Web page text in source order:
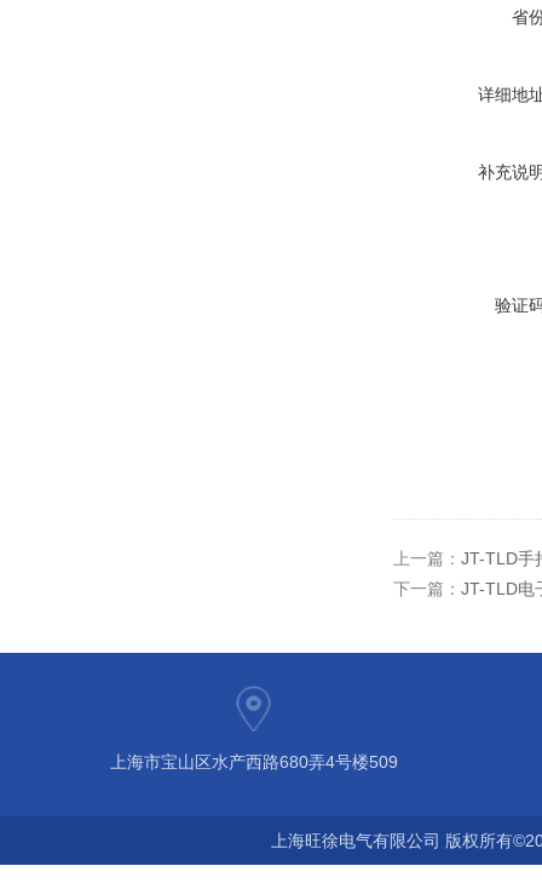
省
详细地
补充说
验证
上一篇： JT-TLD手
下一篇： JT-TLD电
上海市宝山区水产西路680弄4号楼509
上海旺徐电气有限公司 版权所有